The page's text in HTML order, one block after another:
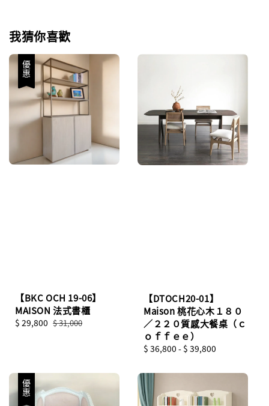
我猜你喜歡
優惠
【BKC OCH 19-06】
MAISON 法式書櫃
Sale
$ 29,800 Regular
$ 31,000
【DTOCH20-01】
Maison 桃花心木１８０
／２２０質感大餐桌（ｃ
ｏｆｆｅｅ）
Regular
$ 36,800 - $ 39,800
優惠